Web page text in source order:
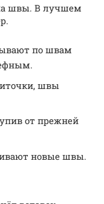
швы. В лучшем
по швам
швы
от прежней
новые швы.